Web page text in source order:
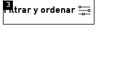
Filtrar y ordenar
3